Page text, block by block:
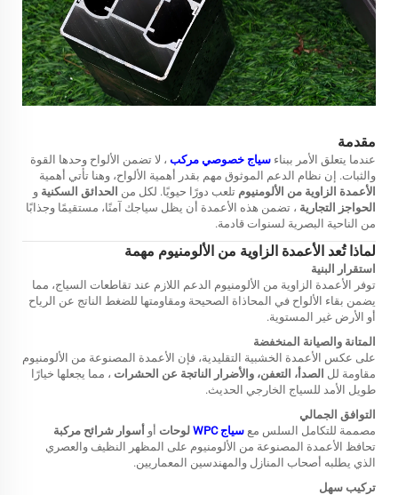
مقدمة
عندما يتعلق الأمر ببناء سياج خصوصي مركب ، لا تضمن الألواح وحدها القوة
والثبات. إن نظام الدعم الموثوق مهم بقدر أهمية الألواح، وهنا تأتي أهمية
الأعمدة الزاوية من الألومنيوم تلعب دورًا حيويًا. لكل من الحدائق السكنية و
الحواجز التجارية ، تضمن هذه الأعمدة أن يظل سياجك آمنًا، مستقيمًا وجذابًا
من الناحية البصرية لسنوات قادمة.
لماذا تُعد الأعمدة الزاوية من الألومنيوم مهمة
استقرار البنية
توفر الأعمدة الزاوية من الألومنيوم الدعم اللازم عند تقاطعات السياج، مما
يضمن بقاء الألواح في المحاذاة الصحيحة ومقاومتها للضغط الناتج عن الرياح
أو الأرض غير المستوية.
المتانة والصيانة المنخفضة
على عكس الأعمدة الخشبية التقليدية، فإن الأعمدة المصنوعة من الألومنيوم
مقاومة لل الصدأ، التعفن، والأضرار الناتجة عن الحشرات ، مما يجعلها خيارًا
طويل الأمد للسياج الخارجي الحديث.
التوافق الجمالي
مصممة للتكامل السلس مع سياج WPC لوحات أو أسوار شرائح مركبة
تحافظ الأعمدة المصنوعة من الألومنيوم على المظهر النظيف والعصري
الذي يطلبه أصحاب المنازل والمهندسين المعماريين.
تركيب سهل